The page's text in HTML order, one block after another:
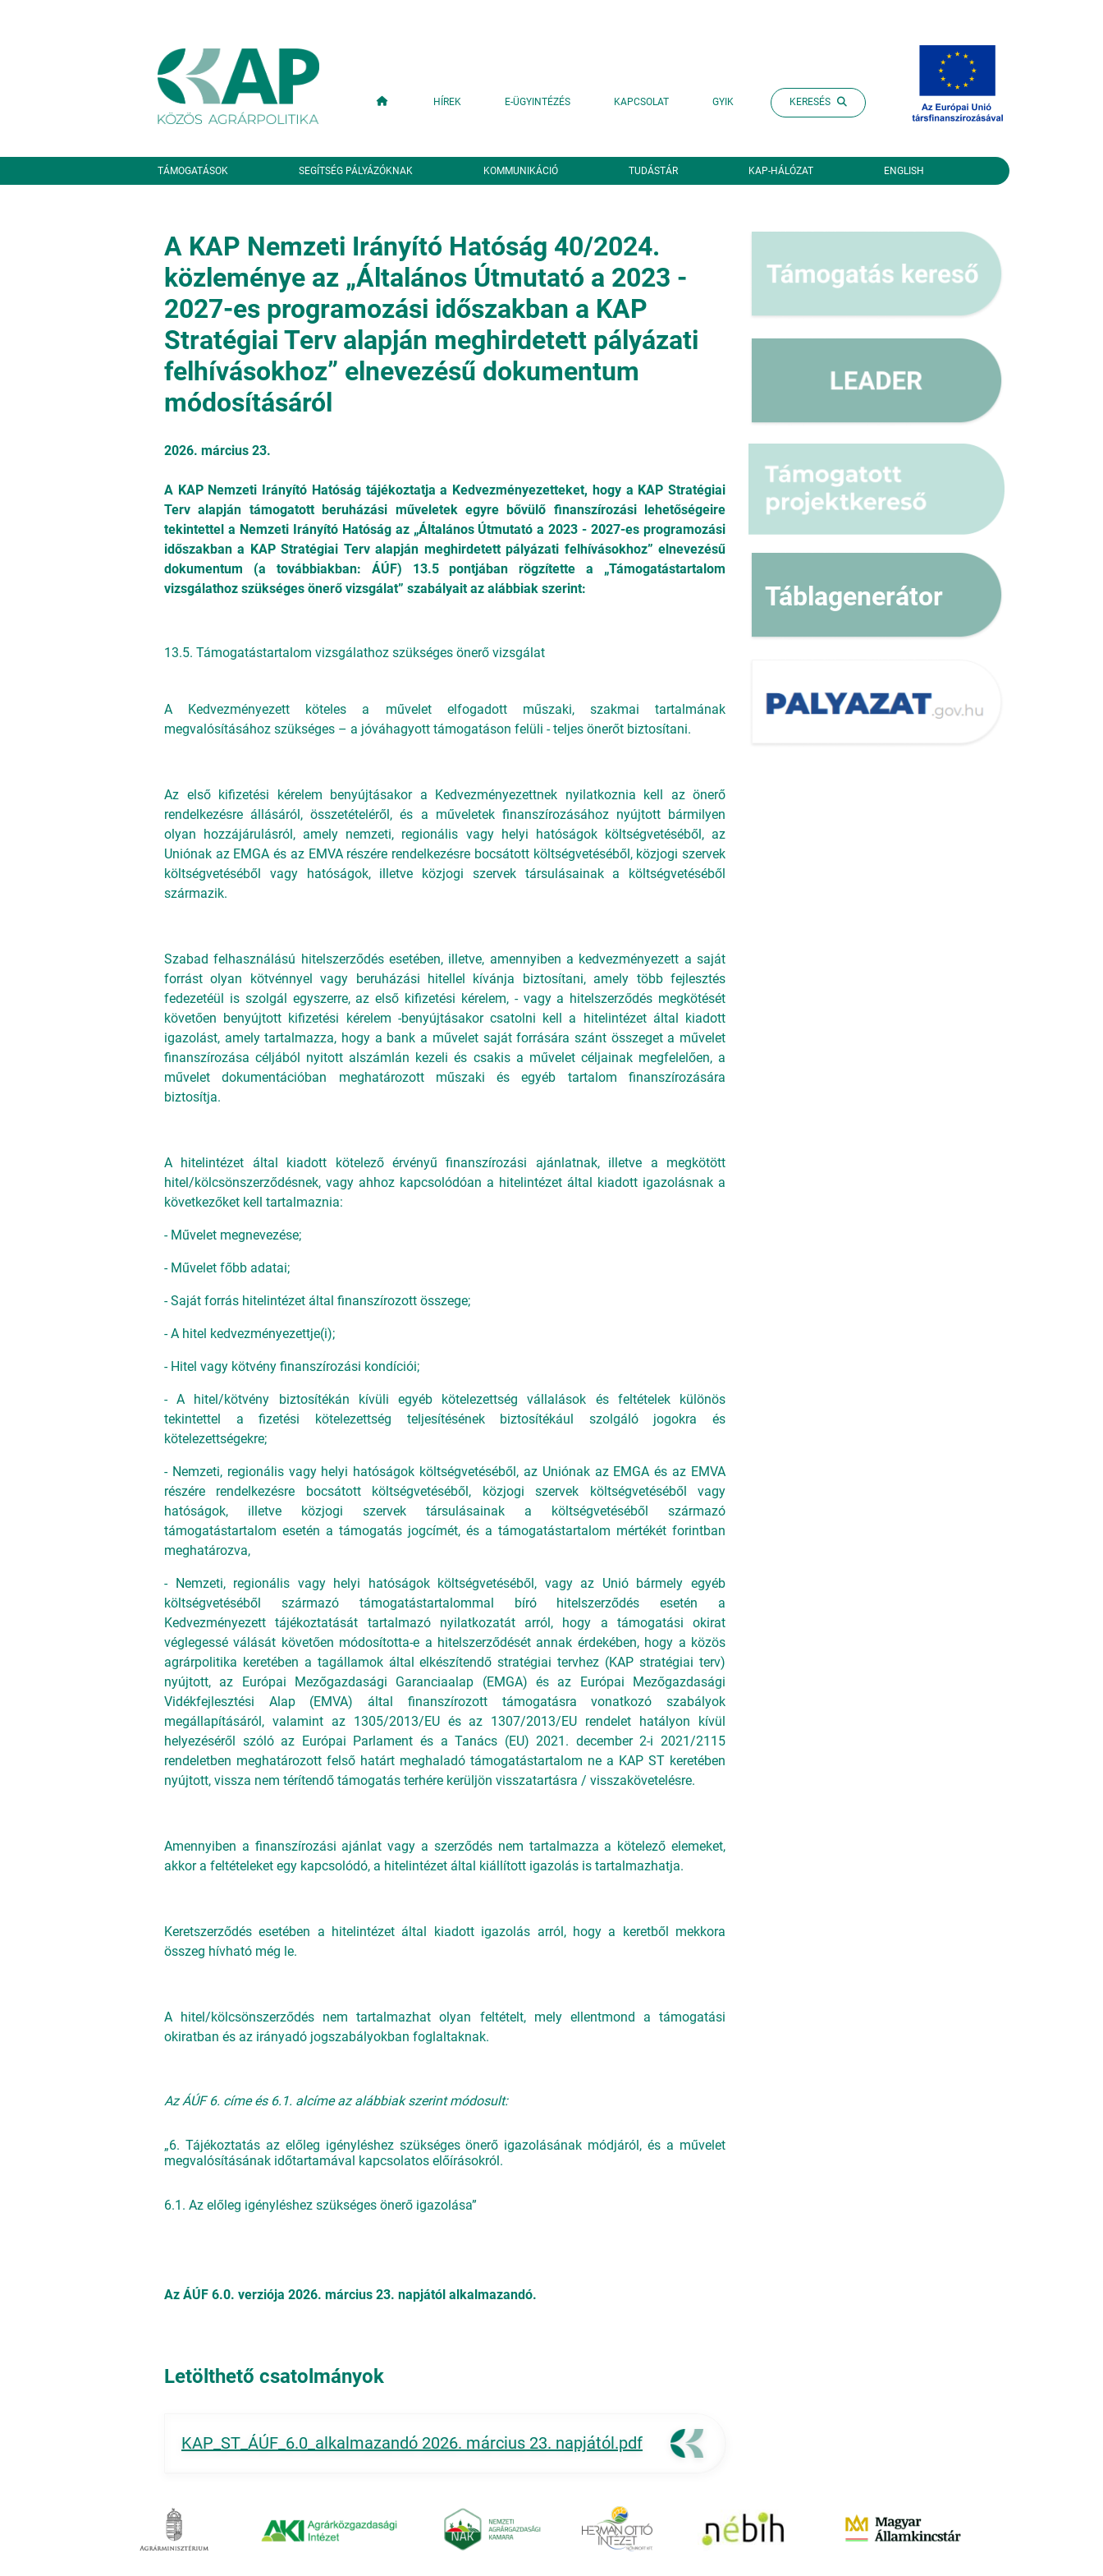
Fő navigáció
HÍREK E-ÜGYINTÉZÉS KAPCSOLAT GYIK KERESÉS
Másodlagos navigáció
TÁMOGATÁSOK SEGÍTSÉG PÁLYÁZÓKNAK KOMMUNIKÁCIÓ TUDÁSTÁR KAP-HÁLÓZAT ENGLISH
A KAP Nemzeti Irányító Hatóság 40/2024.
közleménye az „Általános Útmutató a 2023 -
2027-es programozási időszakban a KAP
Stratégiai Terv alapján meghirdetett pályázati
felhívásokhoz” elnevezésű dokumentum
módosításáról
2026. március 23.
A KAP Nemzeti Irányító Hatóság tájékoztatja a Kedvezményezetteket, hogy a KAP Stratégiai
Terv alapján támogatott beruházási műveletek egyre bővülő finanszírozási lehetőségeire
tekintettel a Nemzeti Irányító Hatóság az „Általános Útmutató a 2023 - 2027-es programozási
időszakban a KAP Stratégiai Terv alapján meghirdetett pályázati felhívásokhoz” elnevezésű
dokumentum (a továbbiakban: ÁÚF) 13.5 pontjában rögzítette a „Támogatástartalom
vizsgálathoz szükséges önerő vizsgálat” szabályait az alábbiak szerint:
13.5. Támogatástartalom vizsgálathoz szükséges önerő vizsgálat
A Kedvezményezett köteles a művelet elfogadott műszaki, szakmai tartalmának
megvalósításához szükséges – a jóváhagyott támogatáson felüli - teljes önerőt biztosítani.
Az első kifizetési kérelem benyújtásakor a Kedvezményezettnek nyilatkoznia kell az önerő
rendelkezésre állásáról, összetételéről, és a műveletek finanszírozásához nyújtott bármilyen
olyan hozzájárulásról, amely nemzeti, regionális vagy helyi hatóságok költségvetéséből, az
Uniónak az EMGA és az EMVA részére rendelkezésre bocsátott költségvetéséből, közjogi szervek
költségvetéséből vagy hatóságok, illetve közjogi szervek társulásainak a költségvetéséből
származik.
Szabad felhasználású hitelszerződés esetében, illetve, amennyiben a kedvezményezett a saját
forrást olyan kötvénnyel vagy beruházási hitellel kívánja biztosítani, amely több fejlesztés
fedezetéül is szolgál egyszerre, az első kifizetési kérelem, - vagy a hitelszerződés megkötését
követően benyújtott kifizetési kérelem -benyújtásakor csatolni kell a hitelintézet által kiadott
igazolást, amely tartalmazza, hogy a bank a művelet saját forrására szánt összeget a művelet
finanszírozása céljából nyitott alszámlán kezeli és csakis a művelet céljainak megfelelően, a
művelet dokumentációban meghatározott műszaki és egyéb tartalom finanszírozására
biztosítja.
A hitelintézet által kiadott kötelező érvényű finanszírozási ajánlatnak, illetve a megkötött
hitel/kölcsönszerződésnek, vagy ahhoz kapcsolódóan a hitelintézet által kiadott igazolásnak a
következőket kell tartalmaznia:
- Művelet megnevezése;
- Művelet főbb adatai;
- Saját forrás hitelintézet által finanszírozott összege;
- A hitel kedvezményezettje(i);
- Hitel vagy kötvény finanszírozási kondíciói;
- A hitel/kötvény biztosítékán kívüli egyéb kötelezettség vállalások és feltételek különös
tekintettel a fizetési kötelezettség teljesítésének biztosítékául szolgáló jogokra és
kötelezettségekre;
- Nemzeti, regionális vagy helyi hatóságok költségvetéséből, az Uniónak az EMGA és az EMVA
részére rendelkezésre bocsátott költségvetéséből, közjogi szervek költségvetéséből vagy
hatóságok, illetve közjogi szervek társulásainak a költségvetéséből származó
támogatástartalom esetén a támogatás jogcímét, és a támogatástartalom mértékét forintban
meghatározva,
- Nemzeti, regionális vagy helyi hatóságok költségvetéséből, vagy az Unió bármely egyéb
költségvetéséből származó támogatástartalommal bíró hitelszerződés esetén a
Kedvezményezett tájékoztatását tartalmazó nyilatkozatát arról, hogy a támogatási okirat
véglegessé válását követően módosította-e a hitelszerződését annak érdekében, hogy a közös
agrárpolitika keretében a tagállamok által elkészítendő stratégiai tervhez (KAP stratégiai terv)
nyújtott, az Európai Mezőgazdasági Garanciaalap (EMGA) és az Európai Mezőgazdasági
Vidékfejlesztési Alap (EMVA) által finanszírozott támogatásra vonatkozó szabályok
megállapításáról, valamint az 1305/2013/EU és az 1307/2013/EU rendelet hatályon kívül
helyezéséről szóló az Európai Parlament és a Tanács (EU) 2021. december 2-i 2021/2115
rendeletben meghatározott felső határt meghaladó támogatástartalom ne a KAP ST keretében
nyújtott, vissza nem térítendő támogatás terhére kerüljön visszatartásra / visszakövetelésre.
Amennyiben a finanszírozási ajánlat vagy a szerződés nem tartalmazza a kötelező elemeket,
akkor a feltételeket egy kapcsolódó, a hitelintézet által kiállított igazolás is tartalmazhatja.
Keretszerződés esetében a hitelintézet által kiadott igazolás arról, hogy a keretből mekkora
összeg hívható még le.
A hitel/kölcsönszerződés nem tartalmazhat olyan feltételt, mely ellentmond a támogatási
okiratban és az irányadó jogszabályokban foglaltaknak.
Az ÁÚF 6. címe és 6.1. alcíme az alábbiak szerint módosult:
„6. Tájékoztatás az előleg igényléshez szükséges önerő igazolásának módjáról, és a művelet
megvalósításának időtartamával kapcsolatos előírásokról.
6.1. Az előleg igényléshez szükséges önerő igazolása”
Az ÁÚF 6.0. verziója 2026. március 23. napjától alkalmazandó.
Letölthető csatolmányok
KAP_ST_ÁÚF_6.0_alkalmazandó 2026. március 23. napjától.pdf
Táblagenerátor